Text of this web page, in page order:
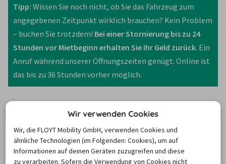
Tipp: Wissen Sie noch nicht, ob Sie das Fahrzeug zum
angegebenen Zeitpunkt wirklich brauchen? Kein Problem
– buchen Sie trotzdem! Bei einer Stornierung bis zu 24
Stunden vor Mietbeginn erhalten Sie Ihr Geld zurück. Ein
Anruf während unserer Öffnungszeiten genügt. Online ist
das bis zu 36 Stunden vorher möglich.
BUCHUNGSTIPPS
Wir verwenden Cookies
Wir, die FLOYT Mobility GmbH, verwenden Cookies und
ähnliche Technologien (im Folgenden: Cookies), um auf
Informationen auf deinen Geräten zuzugreifen und diese
zu verarbeiten. Sofern die Verwendung von Cookies nicht